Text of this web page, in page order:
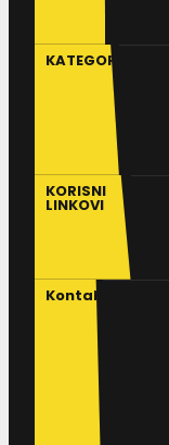
KATEGORIJE
KORISNI
LINKOVI
Kontakt